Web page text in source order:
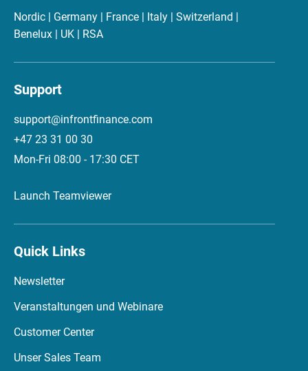
Nordic | Germany | France | Italy | Switzerland |
Benelux | UK | RSA
Support
support@infrontfinance.com
+47 23 31 00 30
Mon-Fri 08:00 - 17:30 CET
Launch Teamviewer
Quick Links
Newsletter
Veranstaltungen und Webinare
Customer Center
Unser Sales Team